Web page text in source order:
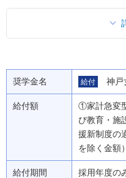
奨学金名 給付 神戸
給付額
①家計急変
び教育・施
援新制度の
を除く金額）
給付期間 採用年度の